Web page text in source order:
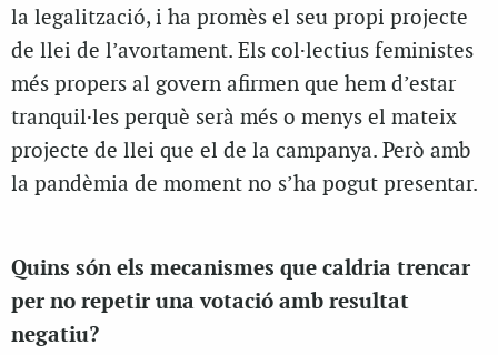
la legalització, i ha promès el seu propi projecte
de llei de l’avortament. Els col·lectius feministes
més propers al govern afirmen que hem d’estar
tranquil·les perquè serà més o menys el mateix
projecte de llei que el de la campanya. Però amb
la pandèmia de moment no s’ha pogut presentar.
Quins són els mecanismes que caldria trencar
per no repetir una votació amb resultat
negatiu?